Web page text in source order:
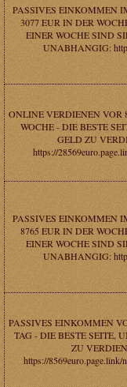
PASSIVES EINKOMMEN
3077 EUR IN DER
EINER WOCHE SIND
UNABHANGIG:
ONLINE VERDIENEN VOR
WOCHE - DIE BESTE
GELD ZU
https://
PASSIVES EINKOMMEN
8765 EUR IN DER
EINER WOCHE SIND
UNABHANGIG:
PASSIVES EINKOMMEN
TAG - DIE BESTE SEITE,
ZU
https://